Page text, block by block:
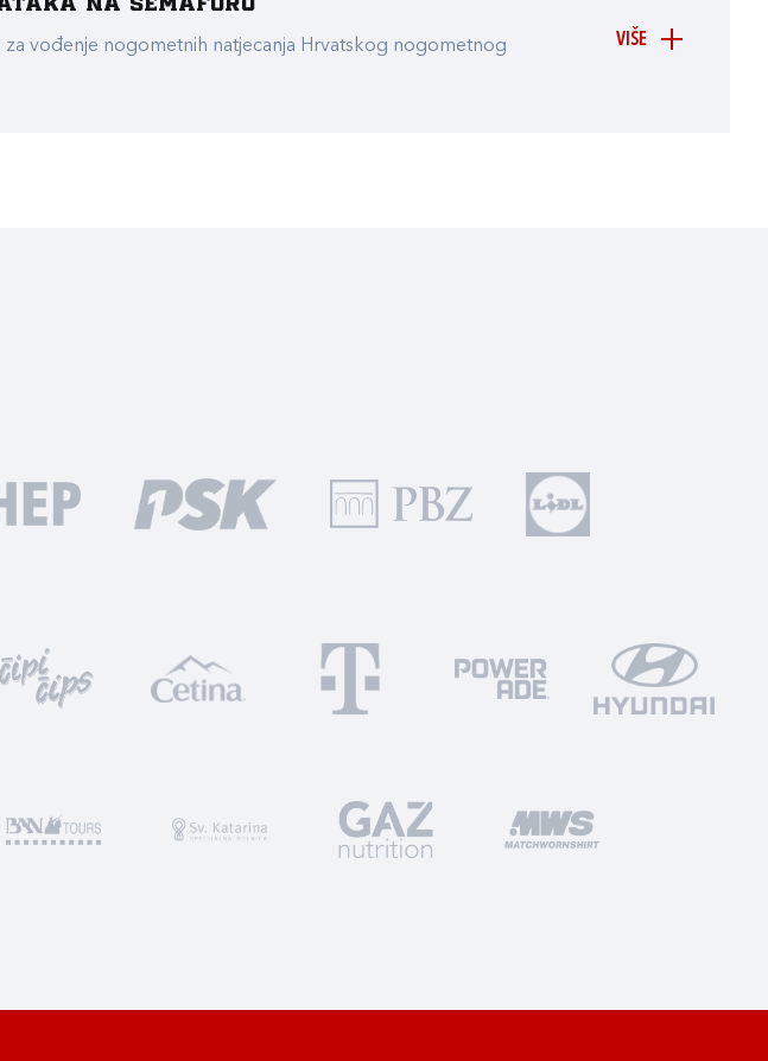
VIŠE
na Semaforu
vođenje nogometnih natjecanja Hrvatskog nogometnog